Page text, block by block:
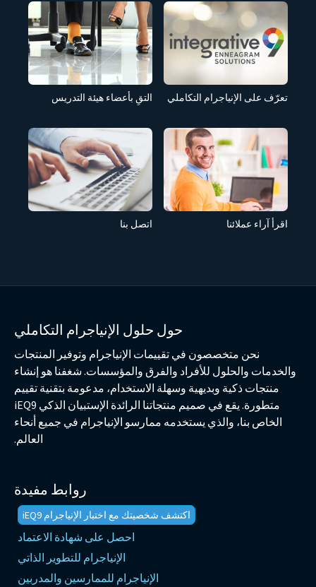
تعرّف على الإنياجرام التكاملي التقِ بأعضاء هيئة التدريس
اقرأ آراء عملائنا اتصل بنا
حول حلول الإنياجرام التكاملي
نحن متخصصون في تقييمات الإنياجرام وتوفير المنتجات
والخدمات والحلول للأفراد والفرق والمؤسسات. شغفنا هو إنشاء
منتجات ذكية وبديهية وسهلة الاستخدام، مدعومة بتقنية تقييم
متطورة. يقع في صميم منتجاتنا الرائدة الإستبيان الذكي iEQ9
الخاص بنا، والذي يستخدمه ممارسو الإنياجرام في جميع أنحاء
العالم.
روابط مفيدة
اكتشف شخصيتك مع اختبار الإنياجرام iEQ9
احصل على شهادة الاعتماد
الإنياجرام للتطوير الذاتي
الإنياجرام للممارسين والمدربين